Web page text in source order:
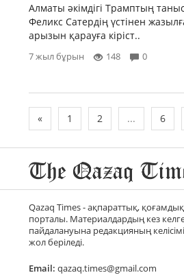
Алматы әкімдігі Трамптың
Феликс Сатердің үстінен
арызын қарауға кіріст..
7 жыл бұрын 148 0
« 1 2 ... 6
Qazaq Times - ақпараттық,
порталы. Материалдардың кез
пайдалануына редакцияның
жол беріледі.
Email: qazaq.times@gmail.com